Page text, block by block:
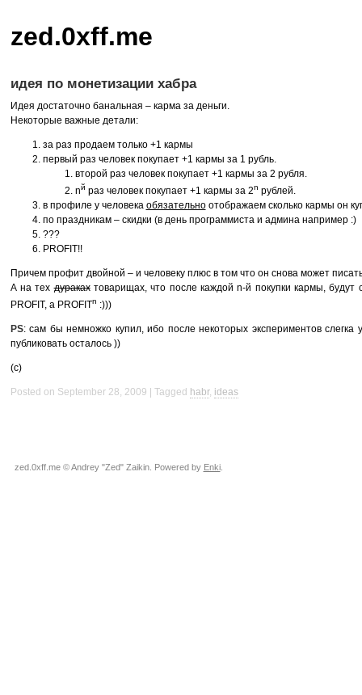
zed.0xff.me
идея по монетизации хабра
Идея достаточно банальная – карма за деньги.
Некоторые важные детали:
за раз продаем только +1 кармы
первый раз человек покупает +1 кармы за 1 рубль.
второй раз человек покупает +1 кармы за 2 рубля.
nй раз человек покупает +1 кармы за 2n рублей.
в профиле у человека обязательноотображаем сколько кармы он
по праздникам – скидки (в день программиста и админа например :)
???
PROFIT!!
Причем профит двойной – и человеку плюс в том что он снова может
А на техдуракахтоварищах, что после каждой n-й покупки кармы,
PROFIT, а PROFITn :)))
PS: сам бы немножко купил, ибо после некоторых экспериментов
публиковать осталось ))
(с)
Posted on September 28, 2009 Tagged habr, ideas
zed.0xff.me © Andrey "Zed" Zaikin. Powered by Enki.